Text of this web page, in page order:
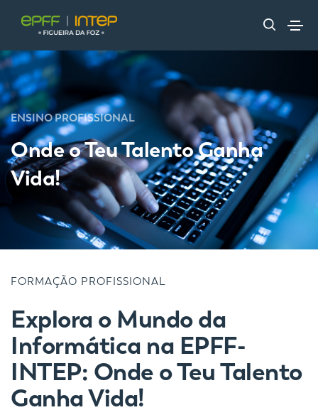
ENSINO PROFISSIONAL
Onde o Teu Talento Ganha
Vida!
FORMAÇÃO PROFISSIONAL
Explora o Mundo da
Informática na EPFF-
INTEP: Onde o Teu Talento
Ganha Vida!